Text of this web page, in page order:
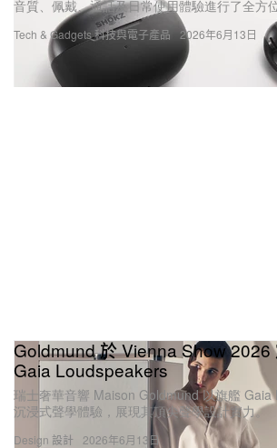
Tech & Gadgets 科技與電子產品
音質、佩戴、通話及日常使用體驗進行了全方位
2026年6月13日
Design 設計
Goldmund 於 Vienna Show 2026
Gaia Loudspeakers
瑞士奢華音響 Maison Goldmund 以旗艦
沉浸式聲學體驗，展現其頂尖聲學設計實力。
2026年6月13日